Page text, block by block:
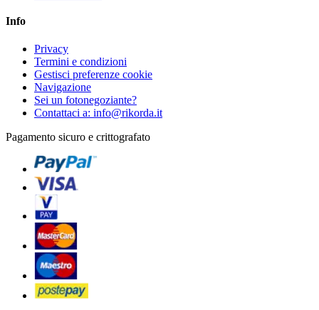
Info
Privacy
Termini e condizioni
Gestisci preferenze cookie
Navigazione
Sei un fotonegoziante?
Contattaci a: info@rikorda.it
Pagamento sicuro e crittografato